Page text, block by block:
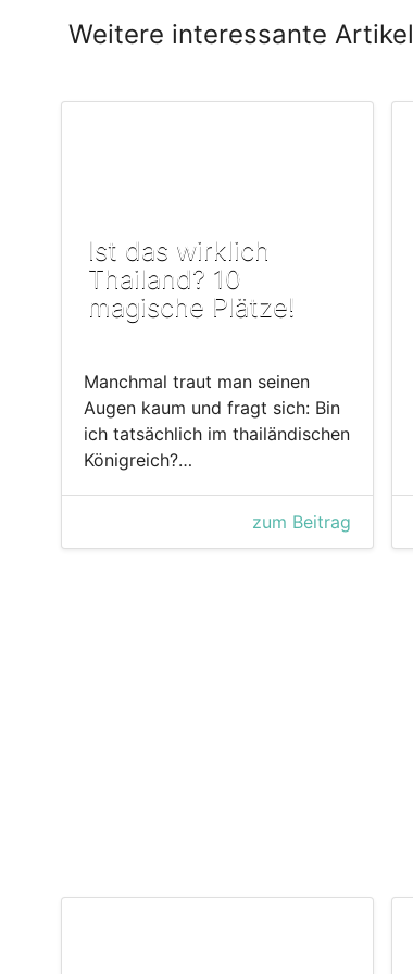
Weitere interessante Artikel
Ist das wirklich
Thailand? 10
magische Plätze!
Manchmal traut man seinen
Augen kaum und fragt sich: Bin
ich tatsächlich im thailändischen
Königreich?…
zum Beitrag